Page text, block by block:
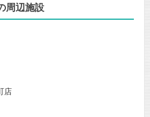
周辺施設
店